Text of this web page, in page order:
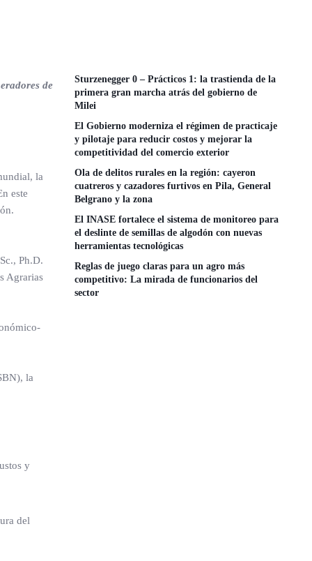
de
la
este
Ph.D.
Agrarias
la
y
del
Sturzenegger 0 – Prácticos 1: la trastienda de la
primera gran marcha atrás del gobierno de
Milei
El Gobierno moderniza el régimen de practicaje
y pilotaje para reducir costos y mejorar la
competitividad del comercio exterior
Ola de delitos rurales en la región: cayeron
cuatreros y cazadores furtivos en Pila, General
Belgrano y la zona
El INASE fortalece el sistema de monitoreo para
el deslinte de semillas de algodón con nuevas
herramientas tecnológicas
Reglas de juego claras para un agro más
competitivo: La mirada de funcionarios del
sector